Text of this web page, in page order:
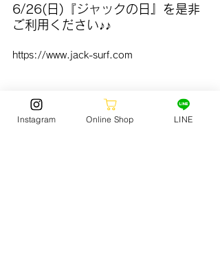
6/26(日)『ジャックの日』を是非
ご利用ください♪♪
https://www.jack-surf.com
Instagram Online Shop LINE